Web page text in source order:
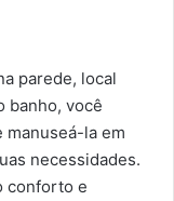
parede, local
banho, você
manuseá-la em
necessidades.
conforto e